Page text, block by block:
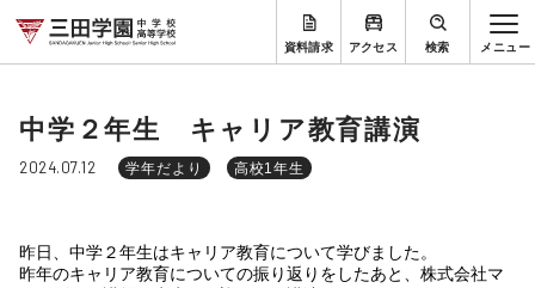
資料請求 アクセス 検索
中学２年生 キャリア教育講演
2024.07.12 学年だより 高校1年生
昨日、中学２年生はキャリア教育について学びました。
昨年のキャリア教育についての振り返りをしたあと、株式会社マ